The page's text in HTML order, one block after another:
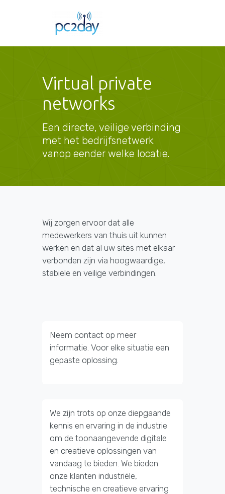
Virtual private
networks
Een directe, veilige verbinding
met het bedrijfsnetwerk
vanop eender welke locatie.
Wij zorgen ervoor dat alle
medewerkers van thuis uit kunnen
werken en dat al uw sites met elkaar
verbonden zijn via hoogwaardige,
stabiele en veilige verbindingen.
Neem contact op meer
informatie. Voor elke situatie een
gepaste oplossing.
We zijn trots op onze diepgaande
kennis en ervaring in de industrie
om de toonaangevende digitale
en creatieve oplossingen van
vandaag te bieden. We bieden
onze klanten industriële,
technische en creatieve ervaring